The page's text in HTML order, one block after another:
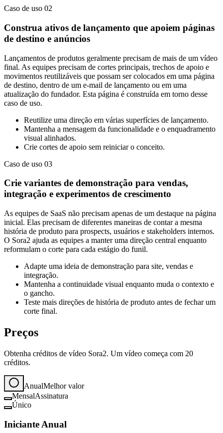
Caso de uso 02
Construa ativos de lançamento que apoiem páginas
de destino e anúncios
Lançamentos de produtos geralmente precisam de mais de um vídeo
final. As equipes precisam de cortes principais, trechos de apoio e
movimentos reutilizáveis que possam ser colocados em uma página
de destino, dentro de um e-mail de lançamento ou em uma
atualização do fundador. Esta página é construída em torno desse
caso de uso.
Reutilize uma direção em várias superfícies de lançamento.
Mantenha a mensagem da funcionalidade e o enquadramento
visual alinhados.
Crie cortes de apoio sem reiniciar o conceito.
Caso de uso 03
Crie variantes de demonstração para vendas,
integração e experimentos de crescimento
As equipes de SaaS não precisam apenas de um destaque na página
inicial. Elas precisam de diferentes maneiras de contar a mesma
história de produto para prospects, usuários e stakeholders internos.
O Sora2 ajuda as equipes a manter uma direção central enquanto
reformulam o corte para cada estágio do funil.
Adapte uma ideia de demonstração para site, vendas e
integração.
Mantenha a continuidade visual enquanto muda o contexto e
o gancho.
Teste mais direções de história de produto antes de fechar um
corte final.
Preços
Obtenha créditos de vídeo Sora2. Um vídeo começa com 20
créditos.
AnualMelhor valor
MensalAssinatura
Único
Iniciante Anual